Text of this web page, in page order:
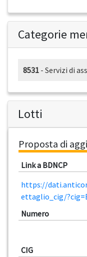
Categorie
8531 - Servizi di
Lotti
Proposta di
Link a BDNCP
https://
ettaglio_cig/
Numero
CIG